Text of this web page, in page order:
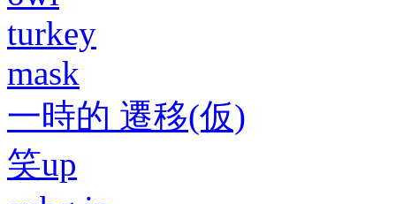
turkey
mask
一時的 遷移(仮)
笑up